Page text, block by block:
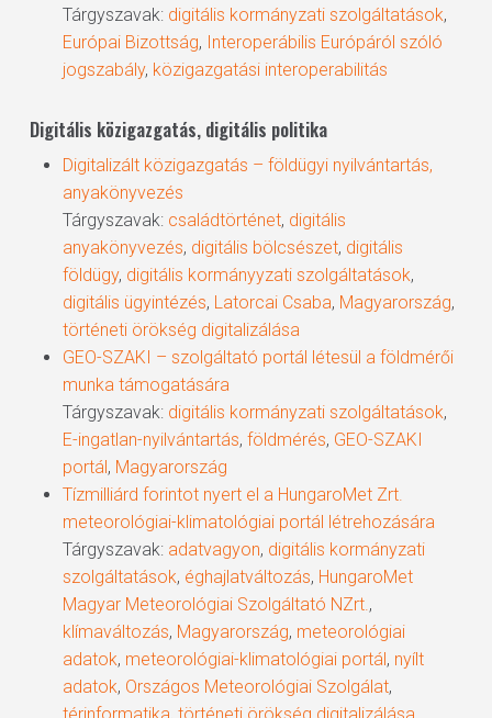
Tárgyszavak: digitális kormányzati szolgáltatások,
Európai Bizottság, Interoperábilis Európáról szóló
jogszabály, közigazgatási interoperabilitás
Digitális közigazgatás, digitális politika
Digitalizált közigazgatás – földügyi nyilvántartás,
anyakönyvezés
Tárgyszavak: családtörténet, digitális
anyakönyvezés, digitális bölcsészet, digitális
földügy, digitális kormányyzati szolgáltatások,
digitális ügyintézés, Latorcai Csaba, Magyarország,
történeti örökség digitalizálása
GEO-SZAKI – szolgáltató portál létesül a földmérői
munka támogatására
Tárgyszavak: digitális kormányzati szolgáltatások,
E-ingatlan-nyilvántartás, földmérés, GEO-SZAKI
portál, Magyarország
Tízmilliárd forintot nyert el a HungaroMet Zrt.
meteorológiai-klimatológiai portál létrehozására
Tárgyszavak: adatvagyon, digitális kormányzati
szolgáltatások, éghajlatváltozás, HungaroMet
Magyar Meteorológiai Szolgáltató NZrt.,
klímaváltozás, Magyarország, meteorológiai
adatok, meteorológiai-klimatológiai portál, nyílt
adatok, Országos Meteorológiai Szolgálat,